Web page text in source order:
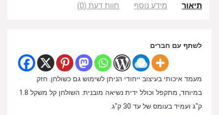
תיאור מידע נוסף חוות דעת (0)
לשתף עם חברים
מעמד איכותי בעיצוב ייחודי הניתן לשימוש גם כשולחן. חזק
במיוחד, מתקפל וכולל ידית נשיאה מובנית. השולחן קל משקל 1.8
ק"ג ועמיד בעומס של עד 30 ק"ג.